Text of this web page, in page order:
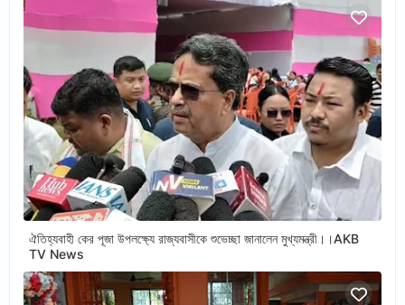
ঐতিহ্যবাহী কের পূজা উপলক্ষ্যে রাজ্যবাসীকে শুভেচ্ছা জানালেন মুখ্যমন্ত্রী।।AKB
TV News